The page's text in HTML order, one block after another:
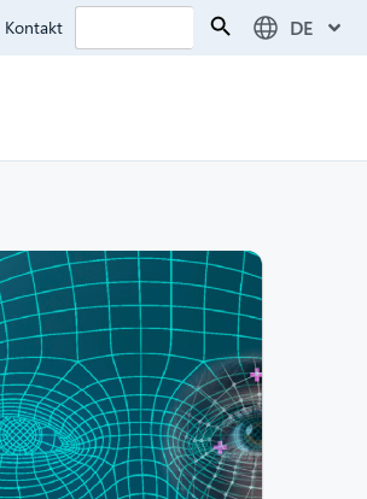
Kontakt Search DE